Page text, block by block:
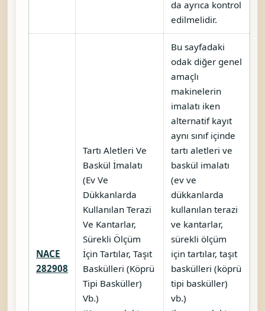
da ayrıca kontrol
edilmelidir.
NACE
282908
Tartı Aletleri Ve
Baskül İmalatı
(Ev Ve
Dükkanlarda
Kullanılan Terazi
Ve Kantarlar,
Sürekli Ölçüm
İçin Tartılar, Taşıt
Baskülleri (Köprü
Tipi Basküller)
Vb.)
Bu sayfadaki
odak diğer genel
amaçlı
makinelerin
imalatı iken
alternatif kayıt
aynı sınıf içinde
tartı aletleri ve
baskül imalatı
(ev ve
dükkanlarda
kullanılan terazi
ve kantarlar,
sürekli ölçüm
için tartılar, taşıt
baskülleri (köprü
tipi basküller)
vb.)